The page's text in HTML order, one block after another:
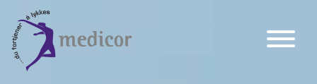
Main Navigation